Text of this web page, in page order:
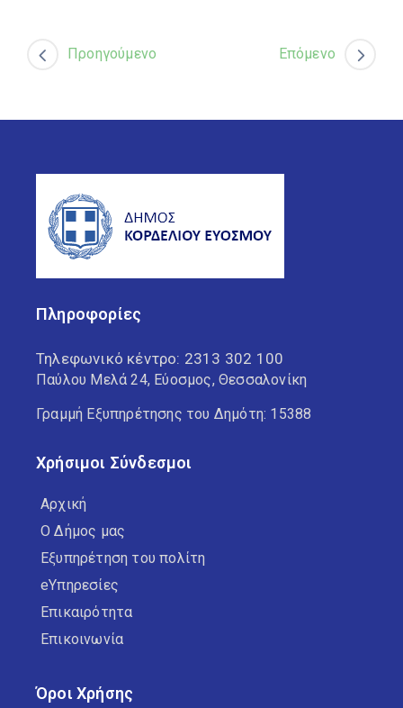
Προηγούμενο Επόμενο
Πληροφορίες
Τηλεφωνικό κέντρο: 2313 302 100
Παύλου Μελά 24, Εύοσμος, Θεσσαλονίκη
Γραμμή Εξυπηρέτησης του Δημότη: 15388
Χρήσιμοι Σύνδεσμοι
Αρχική
Ο Δήμος μας
Εξυπηρέτηση του πολίτη
eΥπηρεσίες
Επικαιρότητα
Επικοινωνία
Όροι Χρήσης